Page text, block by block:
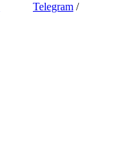
Telegram /